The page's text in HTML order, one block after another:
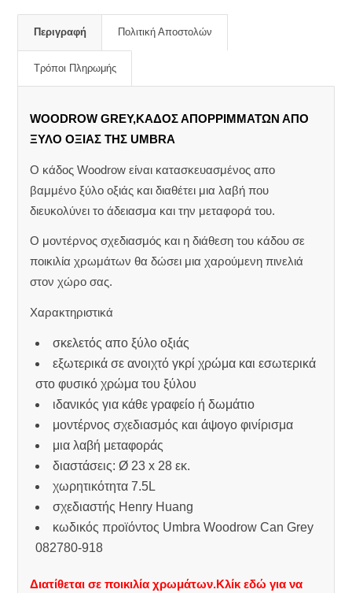
Περιγραφή Πολιτική Αποστολών
Τρόποι Πληρωμής
WOODROW GREY,ΚΑΔΟΣ ΑΠΟΡΡΙΜΜΑΤΩΝ ΑΠΟ
ΞΥΛΟ ΟΞΙΑΣ ΤΗΣ UMBRA
Ο κάδος Woodrow είναι κατασκευασμένος απο
βαμμένο ξύλο οξιάς και διαθέτει μια λαβή που
διευκολύνει το άδειασμα και την μεταφορά του.
Ο μοντέρνος σχεδιασμός και η διάθεση του κάδου σε
ποικιλία χρωμάτων θα δώσει μια χαρούμενη πινελιά
στον χώρο σας.
Χαρακτηριστικά
σκελετός απο ξύλο οξιάς
εξωτερικά σε ανοιχτό γκρί χρώμα και εσωτερικά
στο φυσικό χρώμα του ξύλου
ιδανικός για κάθε γραφείο ή δωμάτιο
μοντέρνος σχεδιασμός και άψογο φινίρισμα
μια λαβή μεταφοράς
διαστάσεις: Ø 23 x 28 εκ.
χωρητικότητα 7.5L
σχεδιαστής Henry Huang
κωδικός προϊόντος Umbra Woodrow Can Grey
082780-918
Διατίθεται σε ποικιλία χρωμάτων.Κλίκ εδώ για να